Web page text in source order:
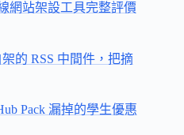
網站架設工具完整評價
的 RSS 中間件，把摘
Pack 漏掉的學生優惠